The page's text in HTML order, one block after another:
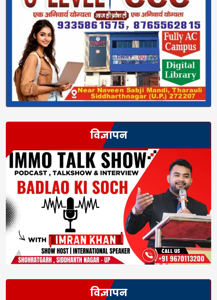
विज्ञापन
विज्ञापन